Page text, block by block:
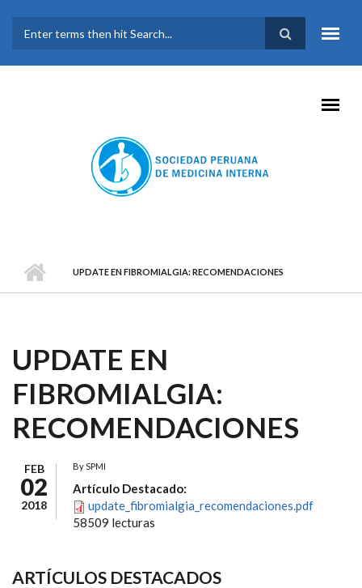
FORMULARIO DE
BÚSQUEDA
UPDATE EN FIBROMIALGIA: RECOMENDACIONES
UPDATE EN
FIBROMIALGIA:
RECOMENDACIONES
FEB
02
2018
BySPMI
Artículo Destacado:
update_fibromialgia_recomendaciones.pdf
58509 lecturas
ARTÍCULOS DESTACADOS